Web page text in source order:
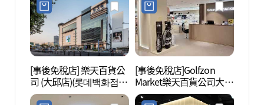
[事後免稅店] 樂天百貨公
司 (大邱店)(롯데백화점
대구점)
[事後免稅店]Golfzon
Market樂天百貨公司大邱
店(골프존마켓 롯데백화